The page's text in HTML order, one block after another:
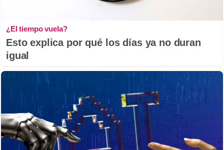
¿El tiempo vuela?
Esto explica por qué los días ya no duran
igual